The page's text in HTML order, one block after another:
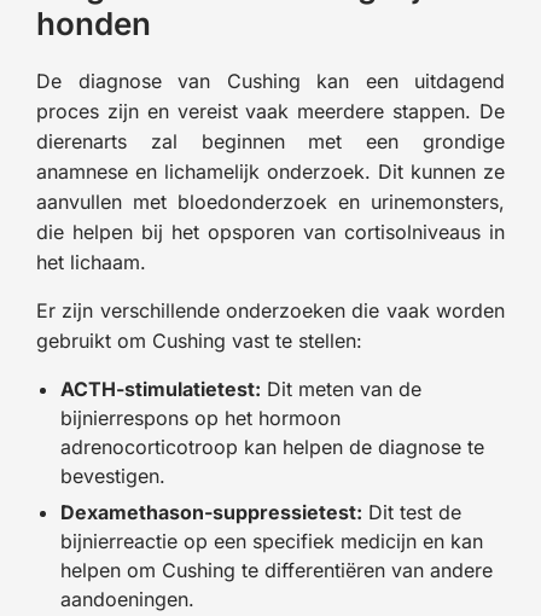
honden
De diagnose van Cushing kan een uitdagend
proces zijn en vereist vaak meerdere stappen. De
dierenarts zal beginnen met een grondige
anamnese en lichamelijk onderzoek. Dit kunnen ze
aanvullen met bloedonderzoek en urinemonsters,
die helpen bij het opsporen van cortisolniveaus in
het lichaam.
Er zijn verschillende onderzoeken die vaak worden
gebruikt om Cushing vast te stellen:
ACTH-stimulatietest: Dit meten van de
bijnierrespons op het hormoon
adrenocorticotroop kan helpen de diagnose te
bevestigen.
Dexamethason-suppressietest: Dit test de
bijnierreactie op een specifiek medicijn en kan
helpen om Cushing te differentiëren van andere
aandoeningen.